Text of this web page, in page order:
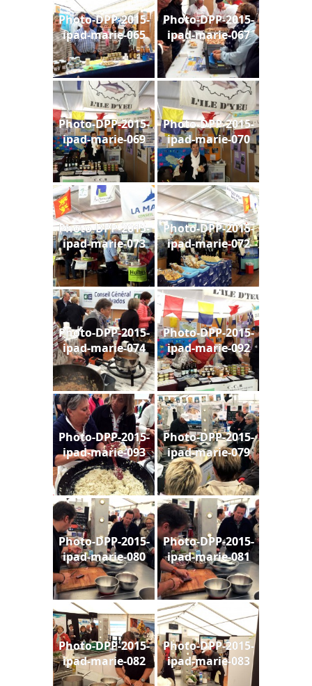
Photo-DPP-2015-
ipad-marie-065
Photo-DPP-2015-
ipad-marie-067
Photo-DPP-2015-
ipad-marie-069
Photo-DPP-2015-
ipad-marie-070
Photo-DPP-2015-
ipad-marie-073
Photo-DPP-2015-
ipad-marie-072
Photo-DPP-2015-
ipad-marie-074
Photo-DPP-2015-
ipad-marie-092
Photo-DPP-2015-
ipad-marie-093
Photo-DPP-2015-
ipad-marie-079
Photo-DPP-2015-
ipad-marie-080
Photo-DPP-2015-
ipad-marie-081
Photo-DPP-2015-
ipad-marie-082
Photo-DPP-2015-
ipad-marie-083